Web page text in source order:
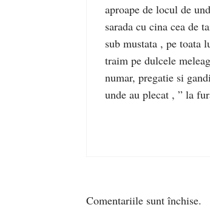
aproape de locul de
sarada cu cina cea de
sub mustata , pe toata
traim pe dulcele
numar, pregatie si
unde au plecat , ” la
Comentariile sunt închise.